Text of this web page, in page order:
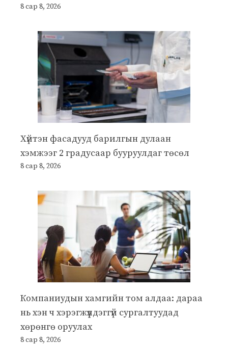
8 сар 8, 2026
Хүйтэн фасадууд барилгын дулаан
хэмжээг 2 градусаар бууруулдаг төсөл
8 сар 8, 2026
Компаниудын хамгийн том алдаа: дараа
нь хэн ч хэрэгжүүлдэггүй сургалтуудад
хөрөнгө оруулах
8 сар 8, 2026